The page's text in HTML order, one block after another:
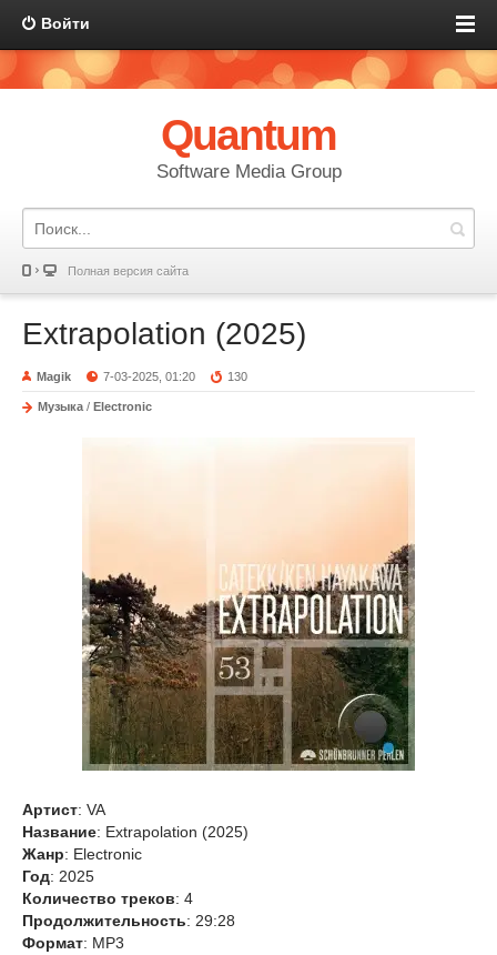
Войти
Quantum
Software Media Group
Полная версия сайта
Extrapolation (2025)
Magik 7-03-2025, 01:20 130
Музыка / Electronic
Артист: VA
Название: Extrapolation (2025)
Жанр: Electronic
Год: 2025
Количество треков: 4
Продолжительность: 29:28
Формат: MP3